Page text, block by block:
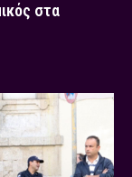
στα